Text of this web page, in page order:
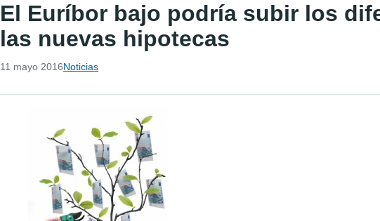
El Euríbor bajo podría subir los
las nuevas hipotecas
11 mayo 2016Noticias